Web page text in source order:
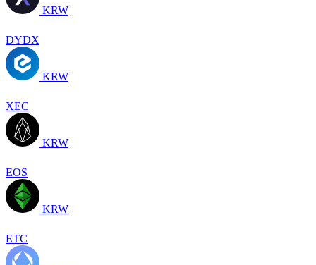
KRW
DYDX
KRW
XEC
KRW
EOS
KRW
ETC